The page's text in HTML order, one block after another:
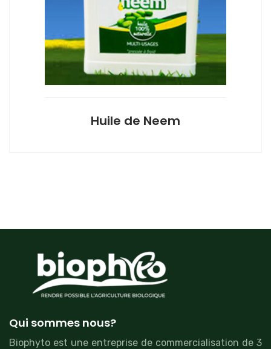
Huile de Neem
Qui sommes nous?
Biophyto est une entreprise de commercialisation de 3